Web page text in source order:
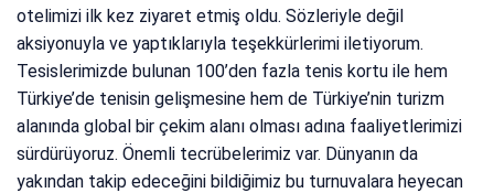
otelimizi ilk kez ziyaret etmiş oldu. Sözleriyle değil
aksiyonuyla ve yaptıklarıyla teşekkürlerimi iletiyorum.
Tesislerimizde bulunan 100’den fazla tenis kortu ile hem
Türkiye’de tenisin gelişmesine hem de Türkiye’nin turizm
alanında global bir çekim alanı olması adına faaliyetlerimizi
sürdürüyoruz. Önemli tecrübelerimiz var. Dünyanın da
yakından takip edeceğini bildiğimiz bu turnuvalara heyecan